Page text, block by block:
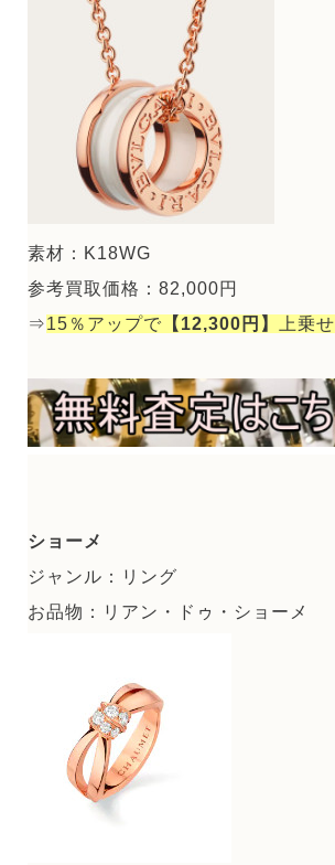
素材：K18WG
参考買取価格：82,000円
⇒15％アップで 【12,300円】 上乗せ
ショーメ
ジャンル：リング
お品物：リアン・ドゥ・ショーメ